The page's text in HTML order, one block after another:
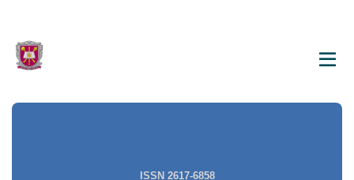
ISSN 2617-6858